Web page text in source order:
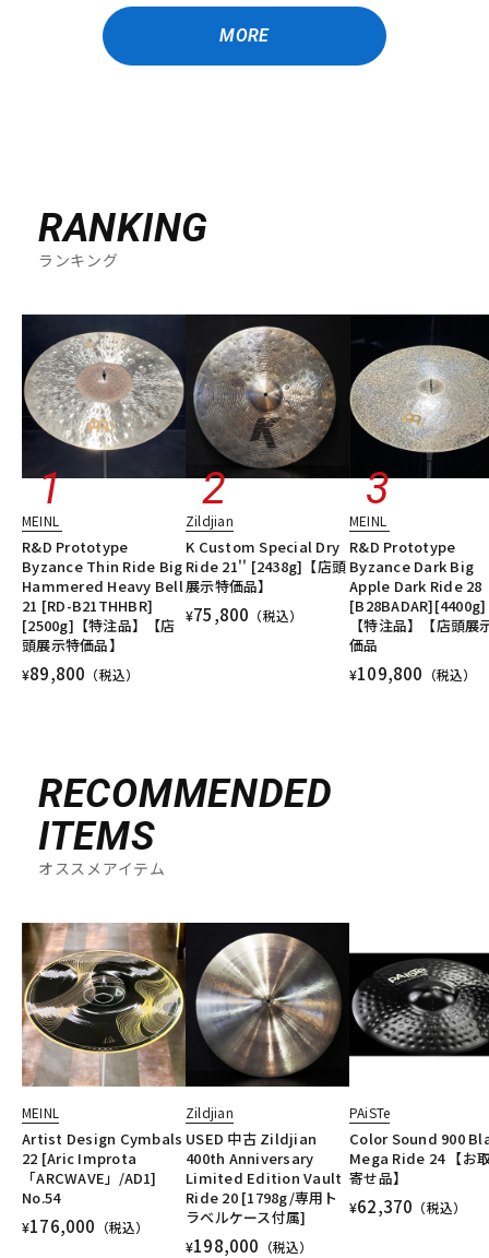
MORE
RANKING
ランキング
MEINL
R&D Prototype
Byzance Thin Ride Big
Hammered Heavy Bell
21 [RD-B21THHBR]
[2500g]【特注品】【店
頭展示特価品】
¥89,800 （税込）
Zildjian
K Custom Special Dry
Ride 21'' [2438g]【店頭
展示特価品】
¥75,800 （税込）
MEINL
R&D Prototype
Byzance Dark Big
Apple Dark Ride 28
[B28BADAR][4400g]
【特注品】【店頭展
価品
¥109,800 （税込）
RECOMMENDED
ITEMS
オススメアイテム
MEINL
Artist Design Cymbals
22 [Aric Improta
「ARCWAVE」/AD1]
No.54
¥176,000 （税込）
Zildjian
USED 中古 Zildjian
400th Anniversary
Limited Edition Vault
Ride 20 [1798g/専用ト
ラベルケース付属]
¥198,000 （税込）
PAiSTe
Color Sound 900
Mega Ride 24 【お
寄せ品】
¥62,370 （税込）